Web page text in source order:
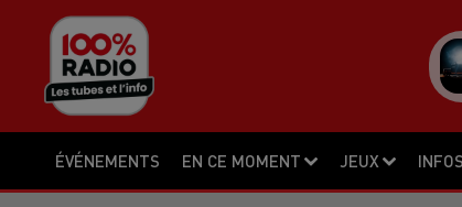
ÉVÉNEMENTS EN CE MOMENT JEUX INFOS